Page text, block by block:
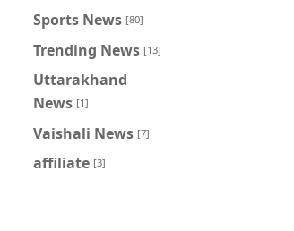
Sports News [80]
Trending News [13]
Uttarakhand
News [1]
Vaishali News [7]
affiliate [3]